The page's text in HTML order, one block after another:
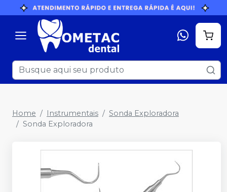
Home Instrumentais
Sonda Exploradora
Sonda Exploradora